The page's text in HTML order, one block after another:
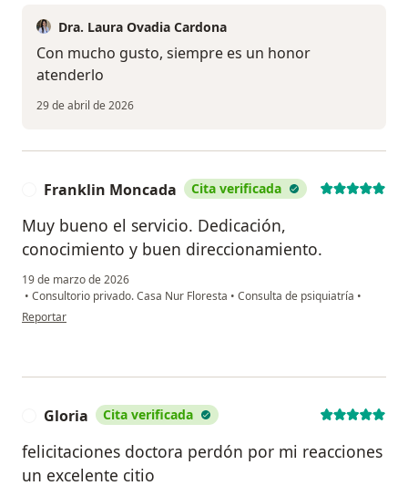
Dra. Laura Ovadia Cardona
Con mucho gusto, siempre es un honor
atenderlo
29 de abril de 2026
Franklin Moncada Cita verificada
Muy bueno el servicio. Dedicación,
conocimiento y buen direccionamiento.
19 de marzo de 2026
• Consultorio privado. Casa Nur Floresta • Consulta de psiquiatría •
en opinión del usuario Franklin Moncada
Reportar
Gloria Cita verificada
felicitaciones doctora perdón por mi reacciones
un excelente citio